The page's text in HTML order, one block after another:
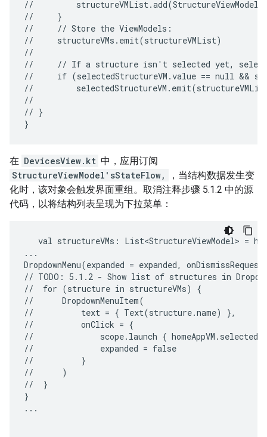
//
//
}
//
// Store the ViewModels:
//
structureVMs.emit(structureVMList)
//
//
// If a structure isn't selected yet,
select
//
if (selectedStructureVM.value == null &&
//
//
// }
在 DevicesView.kt 中，应用订阅
StructureViewModel'sStateFlow,
，当结构数据发生变
化时，该对象会触发界面重组。取消注释步骤 5.1.2 中的源
代码，以将结构列表呈现为下拉菜单：
val structureVMs: List<StructureViewModel> =
...
DropdownMenu(expanded = expanded,
onDismissRequest
// TODO: 5.1.2 - Show list of structures in
//
for (structure in structureVMs)
{
//
DropdownMenuItem(
//
text = { Text(structure.name)
},
//
onClick = {
//
scope.launch {
//
expanded = false
//
}
//
)
//
}
}
...